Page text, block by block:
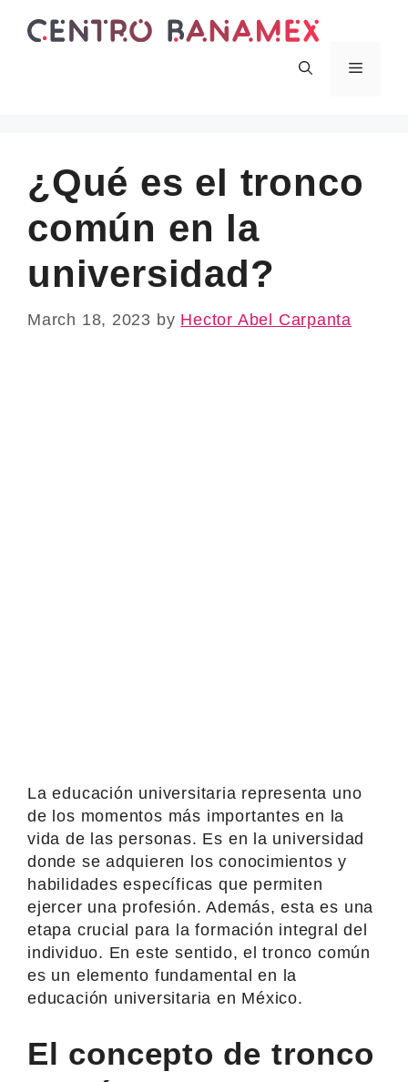
Menu
¿Qué es el tronco
común en la
universidad?
March 18, 2023 by Hector Abel Carpanta
La educación universitaria representa uno
de los momentos más importantes en la
vida de las personas. Es en la universidad
donde se adquieren los conocimientos y
habilidades específicas que permiten
ejercer una profesión. Además, esta es una
etapa crucial para la formación integral del
individuo. En este sentido, el tronco común
es un elemento fundamental en la
educación universitaria en México.
El concepto de tronco